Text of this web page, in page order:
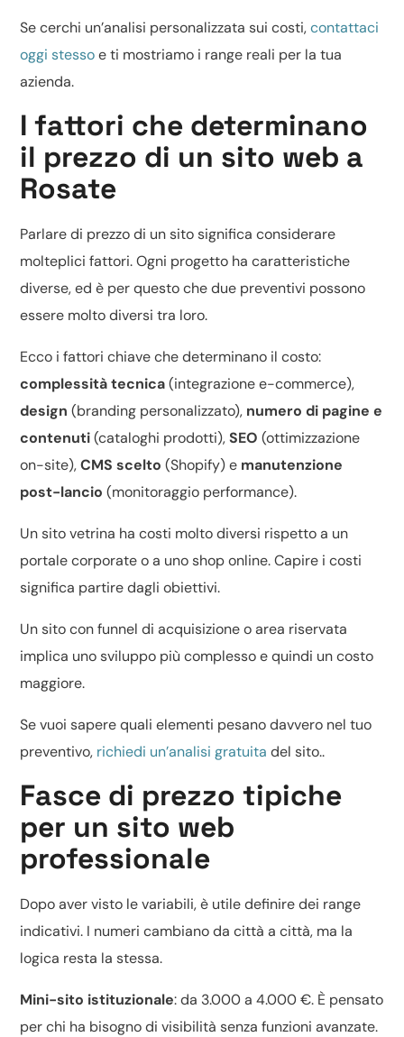
Se cerchi un’analisi personalizzata sui costi,contattaci
oggi stessoe ti mostriamo i range reali per la tua
azienda.
I fattori che determinano
il prezzo di un sito web a
Rosate
Parlare di prezzo di un sito significa considerare
molteplici fattori. Ogni progetto ha caratteristiche
diverse, ed è per questo che due preventivi possono
essere molto diversi tra loro.
Ecco i fattori chiave che determinano il costo:
complessità tecnica(integrazione e-commerce),
design (branding personalizzato), numero di pagine e
contenuti(cataloghi prodotti),SEO (ottimizzazione
on-site),CMS scelto (Shopify) e manutenzione
post-lancio (monitoraggio performance).
Un sito vetrina ha costi molto diversi rispetto a un
portale corporate o a uno shop online. Capire i costi
significa partire dagli obiettivi.
Un sito con funnel di acquisizione o area riservata
implica uno sviluppo più complesso e quindi un costo
maggiore.
Se vuoi sapere quali elementi pesano davvero nel tuo
preventivo, richiedi un’analisi gratuita del sito..
Fasce di prezzo tipiche
per un sito web
professionale
Dopo aver visto le variabili, è utile definire dei range
indicativi. I numeri cambiano da città a città, ma la
logica resta la stessa.
Mini-sito istituzionale: da 3.000 a 4.000 €. È pensato
per chi ha bisogno di visibilità senza funzioni avanzate.